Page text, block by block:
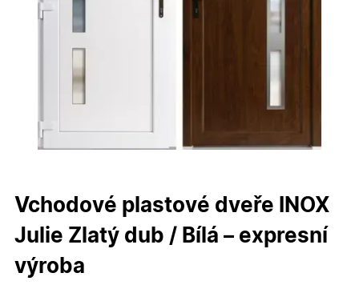
Vchodové plastové dveře INOX
Julie Zlatý dub / Bílá – expresní
výroba